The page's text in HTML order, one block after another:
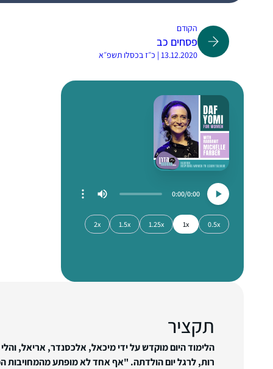
הקודם
פסחים כב
13.12.2020 | כ״ז בכסלו תשפ״א
0:00
0:00
0.5x
1x
1.25x
1.5x
2x
תקציר
הלימוד היום מוקדש על ידי מיכאל, אלכסנדר, אריאל,
רות, לרגל יום הולדתה. "אף אחד לא מופתע מהמחויבות